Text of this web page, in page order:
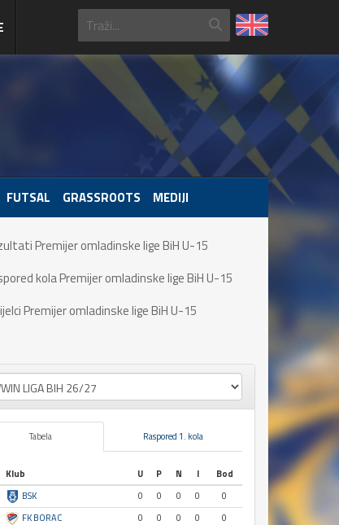
FUTSAL GRASSROOTS MEDIJI
Premijer omladinske lige BiH U-15
kola Premijer omladinske lige BiH U-15
Premijer omladinske lige BiH U-15
Tabela Raspored 1. kola
Klub U P N I
Bod
BSK 0 0 0 0
0
FK BORAC 0 0 0 0
0